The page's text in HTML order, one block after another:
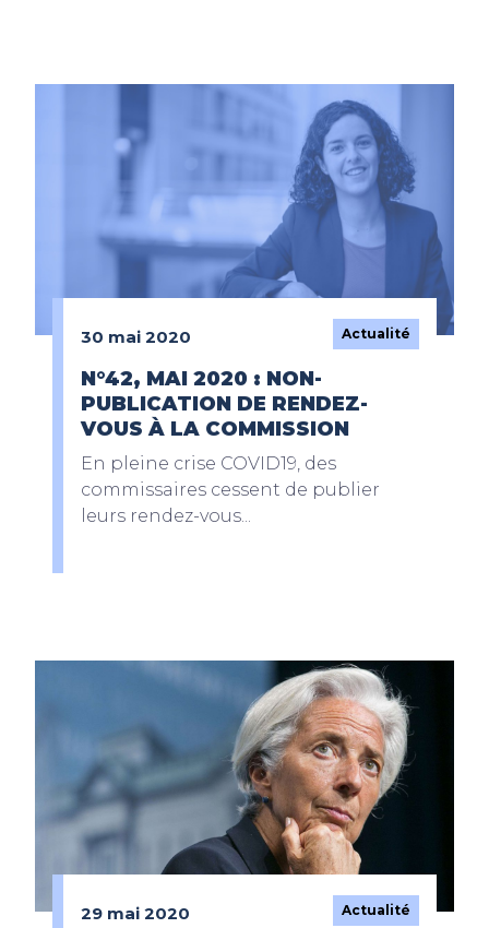
30 mai 2020 Actualité
N°42, MAI 2020 : NON-
PUBLICATION DE RENDEZ-
VOUS À LA COMMISSION
En pleine crise COVID19, des
commissaires cessent de publier
leurs rendez-vous...
29 mai 2020 Actualité